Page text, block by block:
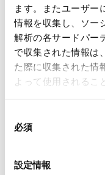
ます。またユーザー
情報を収集し、ソー
解析の各サードパー
で収集された情報は
た際に収集された情
よって使用されるこ
必須
設定情報
A6シリーズ
2026/06/02